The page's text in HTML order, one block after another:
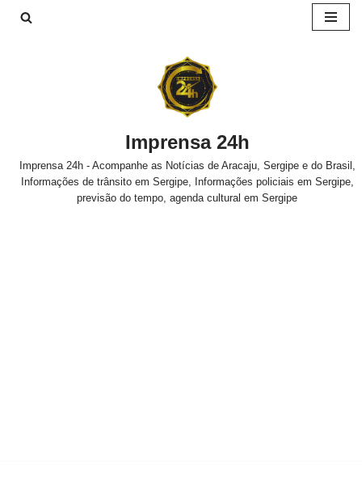
Imprensa 24h
Imprensa 24h - Acompanhe as Notícias de Aracaju, Sergipe e do Brasil,
Informações de trânsito em Sergipe, Informações policiais em Sergipe,
previsão do tempo, agenda cultural em Sergipe